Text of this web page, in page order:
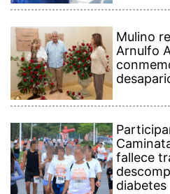
Mulino
Arnulfo
fallece
diabetes